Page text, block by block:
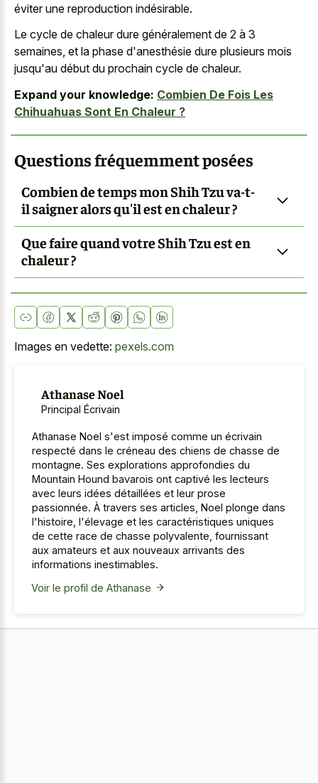
éviter une reproduction indésirable.
Le cycle de chaleur dure généralement de 2 à 3
semaines, et la phase d'anesthésie dure plusieurs mois
jusqu'au début du prochain cycle de chaleur.
Expand your knowledge: Combien De Fois Les
Chihuahuas Sont En Chaleur ?
Questions fréquemment posées
Combien de temps mon Shih Tzu va-t-
il saigner alors qu'il est en chaleur ?
Que faire quand votre Shih Tzu est en
chaleur ?
Images en vedette: pexels.com
Athanase Noel
Principal Écrivain
Athanase Noel s'est imposé comme un écrivain
respecté dans le créneau des chiens de chasse de
montagne. Ses explorations approfondies du
Mountain Hound bavarois ont captivé les lecteurs
avec leurs idées détaillées et leur prose
passionnée. À travers ses articles, Noel plonge dans
l'histoire, l'élevage et les caractéristiques uniques
de cette race de chasse polyvalente, fournissant
aux amateurs et aux nouveaux arrivants des
informations inestimables.
Voir le profil de Athanase